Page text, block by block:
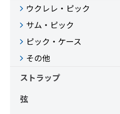
ウクレレ・ピック
サム・ピック
ピック・ケース
その他
ストラップ
弦